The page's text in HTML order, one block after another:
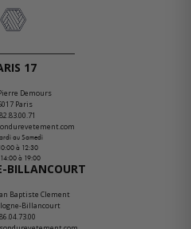
17
Demours
Paris
au Samedi
à 12:30
14:00 à 19:00
BILLANCOURT
Baptiste Clement
Billancourt